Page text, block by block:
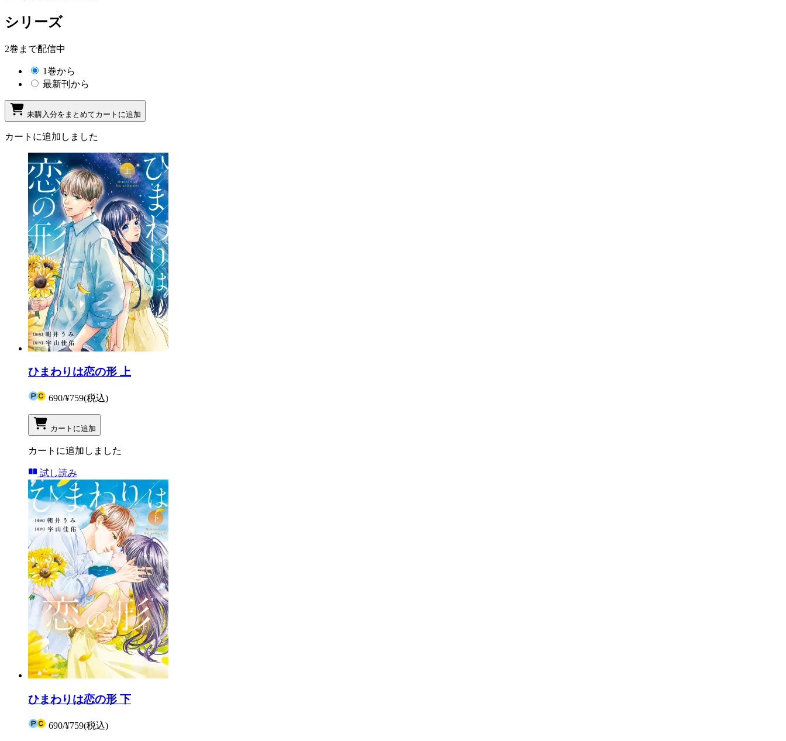
シリーズ
2巻まで配信中
1巻から
最新刊から
未購入分をまとめてカートに追加
カートに追加しました
ひまわりは恋の形 上
690/¥759(税込)
カートに追加
カートに追加しました
試し読み
ひまわりは恋の形 下
690/¥759(税込)